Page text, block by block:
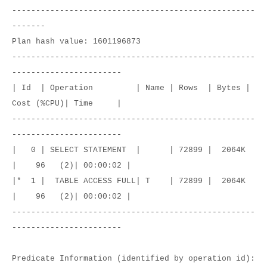
---------------------------------------------------
-------
Plan hash value: 1601196873
---------------------------------------------------
-----------------------
| Id | Operation | Name | Rows | Bytes |
Cost (%CPU)| Time |
---------------------------------------------------
-----------------------
| 0 | SELECT STATEMENT | | 72899 | 2064K
| 96 (2)| 00:00:02 |
|* 1 | TABLE ACCESS FULL| T | 72899 | 2064K
| 96 (2)| 00:00:02 |
---------------------------------------------------
-----------------------
Predicate Information (identified by operation id):